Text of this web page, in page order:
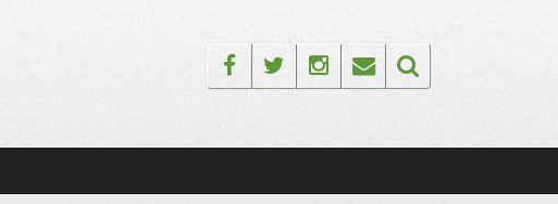
FacebookTwitterInstagram
Email